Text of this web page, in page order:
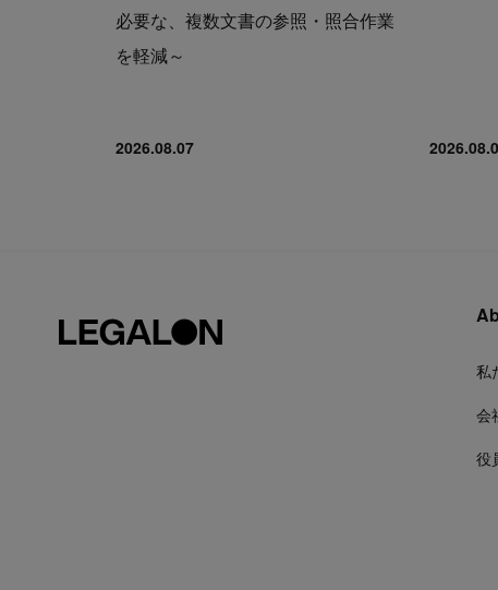
必要な、複数文書の参照・照合作業
を軽減～
2026.08.07
私
会
役